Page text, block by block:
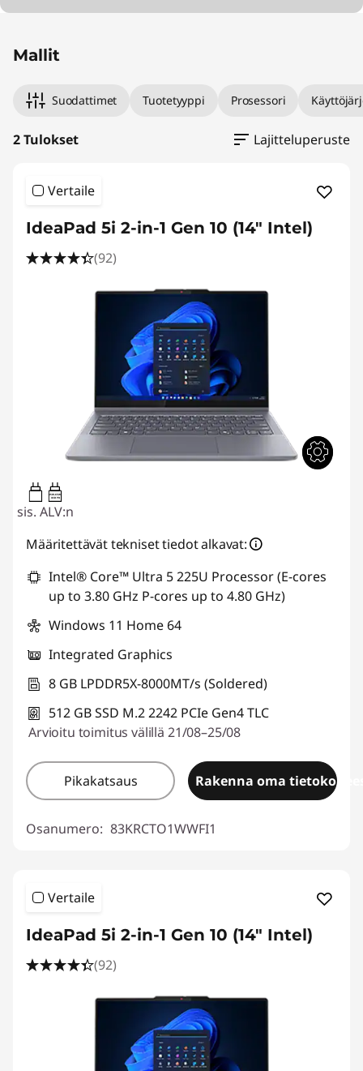
Mallit
Suodattimet Tuotetyyppi Prosessori
2 Tulokset Lajitteluperuste
Vertaile
IdeaPad 5i 2-in-1 Gen 10 (14" Intel)
(92)
45W-65W
USB PD
sis. ALV:n
Määritettävät tekniset tiedot alkavat:
Intel® Core™ Ultra 5 225U Processor (E-cores
up to 3.80 GHz P-cores up to 4.80 GHz)
Windows 11 Home 64
Integrated Graphics
8 GB LPDDR5X-8000MT/s (Soldered)
512 GB SSD M.2 2242 PCIe Gen4 TLC
Arvioitu toimitus välillä 21/08–25/08
Pikakatsaus Rakenna oma
Osanumero: 83KRCTO1WWFI1
Vertaile
IdeaPad 5i 2-in-1 Gen 10 (14" Intel)
(92)